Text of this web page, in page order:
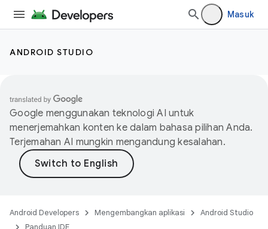
Masuk
ANDROID STUDIO
Google menggunakan teknologi AI untuk
menerjemahkan konten ke dalam bahasa pilihan Anda.
Terjemahan AI mungkin mengandung kesalahan.
Android Developers Mengembangkan aplikasi
Android Studio
Panduan IDE